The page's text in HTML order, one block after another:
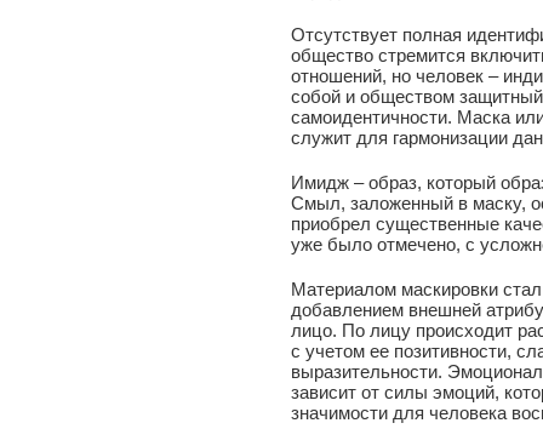
Отсутствует полная
общество стремится
отношений, но человек –
собой и обществом
самоидентичности. Маска
служит для гармонизации
Имидж – образ, который
Смыл, заложенный в маску,
приобрел существенные
уже было отмечено, с
Материалом маскировки
добавлением внешней
лицо. По лицу происходит
с учетом ее позитивности,
выразительности.
зависит от силы эмоций,
значимости для человека